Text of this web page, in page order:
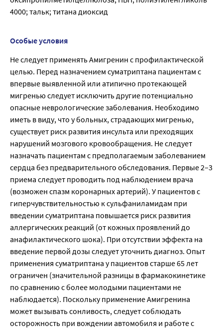
4000; тальк; титана диоксид
Особые условия
Не следует применять Амигренин с профилактической
целью. Перед назначением суматриптана пациентам с
впервые выявленной или атипично протекающей
мигренью следует исключить другие потенциально
опасные неврологические заболевания. Необходимо
иметь в виду, что у больных, страдающих мигренью,
существует риск развития инсульта или преходящих
нарушений мозгового кровообращения. Не следует
назначать пациентам с предполагаемым заболеванием
сердца без предварительного обследования. Первые 2–3
приема следует проводить под наблюдением врача
(возможен спазм коронарных артерий). У пациентов с
гиперчувствительностью к сульфаниламидам при
введении суматриптана повышается риск развития
аллергических реакций (от кожных проявлений до
анафилактического шока). При отсутствии эффекта на
введение первой дозы следует уточнить диагноз. Опыт
применения суматриптана у пациентов старше 65 лет
ограничен (значительной разницы в фармакокинетике
по сравнению с более молодыми пациентами не
наблюдается). Поскольку применение Амигренина
может вызывать сонливость, следует соблюдать
осторожность при вождении автомобиля и работе с